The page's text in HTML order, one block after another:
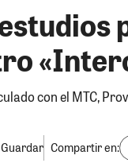
con el MTC,
Guardar Compartir en: